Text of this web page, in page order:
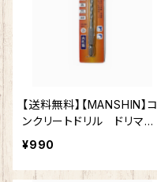
【送料無料】【MANSHIN】コ
ンクリートドリル ドリマ
ル 4.8mm 六角軸 陶
ク モルタル インパクト
¥990